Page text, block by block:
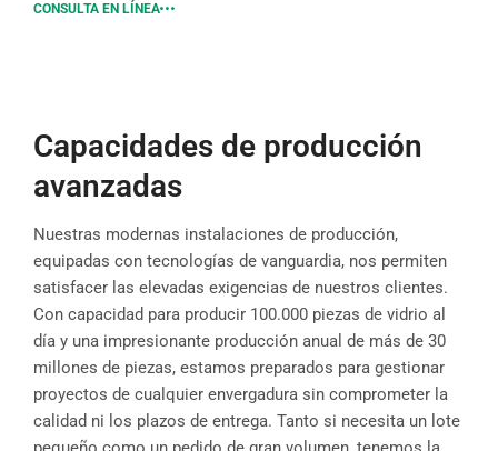
CONSULTA EN LÍNEA
Capacidades de producción
avanzadas
Nuestras modernas instalaciones de producción,
equipadas con tecnologías de vanguardia, nos permiten
satisfacer las elevadas exigencias de nuestros clientes.
Con capacidad para producir 100.000 piezas de vidrio al
día y una impresionante producción anual de más de 30
millones de piezas, estamos preparados para gestionar
proyectos de cualquier envergadura sin comprometer la
calidad ni los plazos de entrega. Tanto si necesita un lote